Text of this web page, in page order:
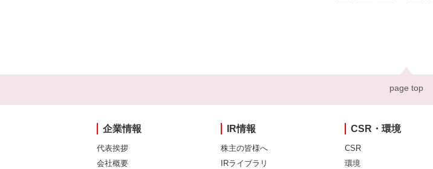
page top
企業情報
代表挨拶
会社概要
IR情報
株主の皆様へ
IRライブラリ
CSR・環境
CSR
環境